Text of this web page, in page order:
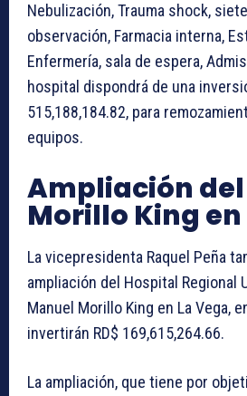
Nebulización, Trauma shock,
observación, Farmacia interna,
Enfermería, sala de espera,
hospital dispondrá de una
515,188,184.82, para
equipos.
Ampliación
Morillo King en
La vicepresidenta Raquel Peña
ampliación del Hospital Regional
Manuel Morillo King en La Vega,
invertirán RD$ 169,615,264.66.
La ampliación, que tiene por